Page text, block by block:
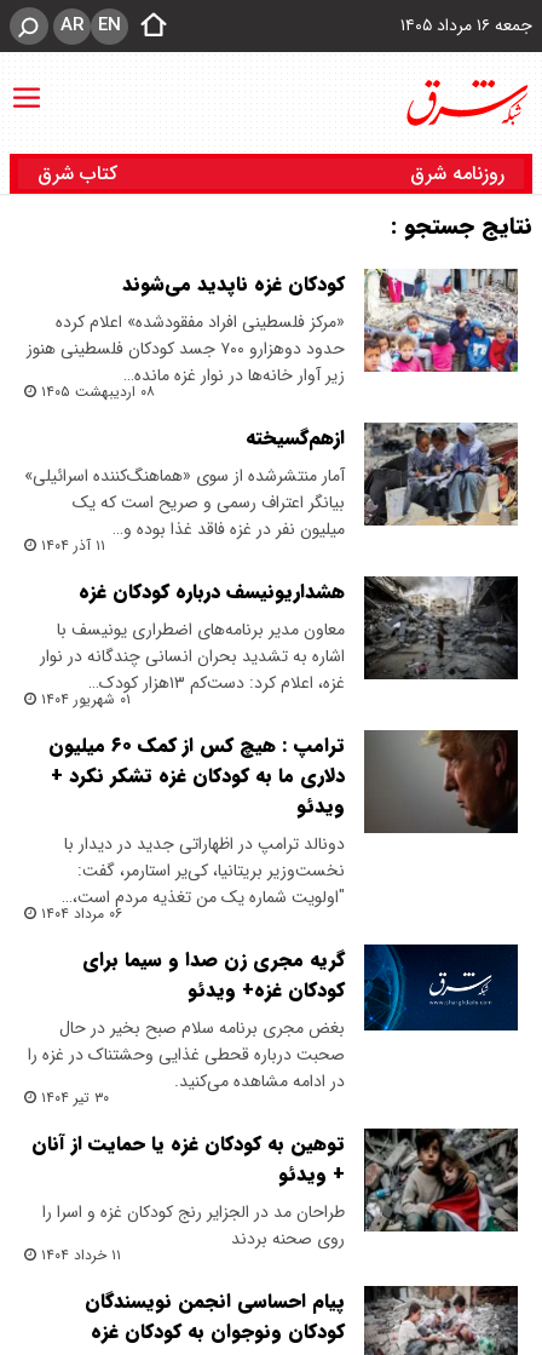
جمعه ۱۶ مرداد ۱۴۰۵ EN
AR
روزنامه شرق کتاب شرق
نتایج جستجو :
کودکان غزه ناپدید می‌شوند
«مرکز فلسطینی افراد مفقود‌شده» اعلام کرده
حدود دوهزارو ۷۰۰ جسد کودکان فلسطینی هنوز
زیر آوار خانه‌ها در نوار غزه مانده…
۰۸ اردیبهشت ۱۴۰۵
از‌هم‌گسیخته
آمار منتشرشده از سوی «هماهنگ‌‌کننده اسرائیلی»
بیانگر اعتراف رسمی و صریح است که یک‌
میلیون نفر در غزه فاقد غذا بوده و…
۱۱ آذر ۱۴۰۴
هشداریونیسف درباره کودکان غزه
معاون مدیر برنامه‌های اضطراری یونیسف با
اشاره به تشدید بحران انسانی چندگانه در نوار
غزه، اعلام کرد: دست‌کم ۱۳هزار کودک…
۰۱ شهریور ۱۴۰۴
ترامپ : هیچ کس از کمک ۶۰ میلیون
دلاری ما به کودکان غزه تشکر نکرد +
ویدئو
دونالد ترامپ در اظهاراتی جدید در دیدار با
نخست‌وزیر بریتانیا، کی‌یر استارمر، گفت:
"اولویت شماره یک من تغذیه مردم است،…
۰۶ مرداد ۱۴۰۴
گریه مجری زن صدا و سیما برای
کودکان غزه+ ویدئو
بغض مجری برنامه سلام صبح بخیر در حال
صحبت درباره قحطی غذایی وحشتناک در غزه را
در ادامه مشاهده می‌کنید.
۳۰ تیر ۱۴۰۴
توهین به کودکان غزه یا حمایت از آنان
+ ویدئو
طراحان مد در الجزایر رنج کودکان غزه و اسرا را
روی صحنه بردند
۱۱ خرداد ۱۴۰۴
پیام احساسی انجمن نویسندگان
کودکان و‌نوجوان به کودکان غزه